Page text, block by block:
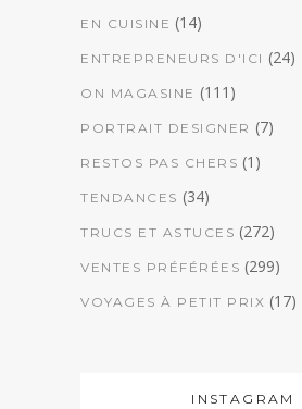
EN CUISINE (14)
ENTREPRENEURS D'ICI (24)
ON MAGASINE (111)
PORTRAIT DESIGNER (7)
RESTOS PAS CHERS (1)
TENDANCES (34)
TRUCS ET ASTUCES (272)
VENTES PRÉFÉRÉES (299)
VOYAGES À PETIT PRIX (17)
INSTAGRAM